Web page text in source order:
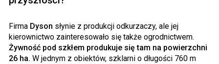
Firma Dyson słynie z produkcji odkurzaczy, ale jej
kierownictwo zainteresowało się także ogrodnictwem.
Żywność pod szkłem produkuje się tam na powierzchni
26 ha. W jednym z obiektów, szklarni o długości 760 m